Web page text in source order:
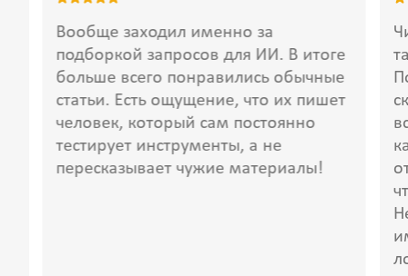
Вообще заходил именно за
подборкой запросов для ИИ. В итоге
больше всего понравились обычные
статьи. Есть ощущение, что их пишет
человек, который сам постоянно
тестирует инструменты, а не
пересказывает чужие материалы!